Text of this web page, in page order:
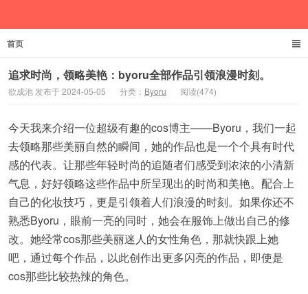
首页
追求时尚，领略美艳：byoru全部作品引领浪漫时刻。
欲成池 发布于 2024-05-05 分类： Byoru 阅读(474)
今天我来介绍一位超级有趣的cos博主——Byoru，我们一起
去领略那些美丽自然的瞬间，她的作品也是一个个具有时代
感的代表。让那些年轻时尚的追随者们感受到浓浓的小清新
气息，好好领略这些作品中所呈现出的时尚和美艳。配合上
自己的化妆技巧，更是引领着人们浪漫的时刻。如果你还不
熟悉Byoru，眼前一亮的同时，她会在服饰上做出自己的修
改。她经常cos那些美丽迷人的女性角色，那就快跟上她
吧，通过每个作品，以此创作出更多闪亮的作品，即使是
cos那些比较热辣的角色。